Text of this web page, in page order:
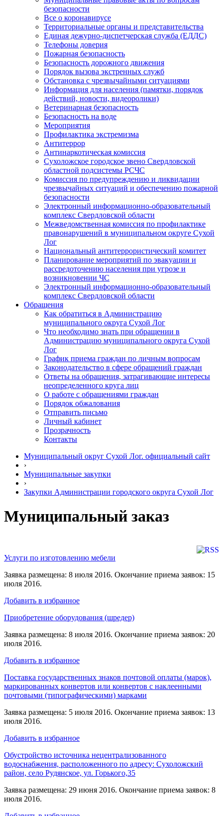
безопасности
Все о коронавирусе
Территориальные органы и представительства
Единая дежурно-диспетчерская служба (ЕДДС)
Телефоны доверия
Пожарная безопасность
Безопасность дорожного движения
Порядок вызова экстренных служб
Обстановка с чрезвычайными ситуациями
Информация для населения (памятки, порядок
действий, новости, видеоролики)
Ветеринарная безопасность
Безопасность на воде
Мероприятия
Профилактика экстремизма
Антитеррор
Антинаркотическая комиссия
Сухоложское городское звено Свердловской
областной подсистемы РСЧС
Комиссия по предупреждению и ликвидации
чрезвычайных ситуаций и обеспечению пожарной
безопасности
Электронный информационно-образовательный
комплекс Cвердловской области
Межведомственная комиссия по профилактике
правонарушений в муниципальном округе Сухой
Лог
Национальный антитеррористический комитет
Планирование мероприятий по эвакуации и
рассредоточению населения при угрозе и
возникновении ЧС
Электронный информационно-образовательный
комплекс Свердловской области
Обращения
Как обратиться в Администрацию
муниципального округа Сухой Лог
Что необходимо знать при обращении в
Администрацию муниципального округа Сухой
Лог
График приема граждан по личным вопросам
Законодательство в сфере обращений граждан
Ответы на обращения, затрагивающие интересы
неопределенного круга лиц
О работе с обращениями граждан
Порядок обжалования
Отправить письмо
Личный кабинет
Прозрачность
Контакты
Муниципальный округ Сухой Лог. официальный сайт
›
Муниципальные закупки
›
Закупки Администрации городского округа Сухой Лог
Муниципальный заказ
Услуги по изготовлению мебели
Заявка размещена: 8 июля 2016. Окончание приема заявок: 15
июля 2016.
Добавить в избранное
Приобретение оборудования (шредер)
Заявка размещена: 8 июля 2016. Окончание приема заявок: 20
июля 2016.
Добавить в избранное
Поставка государственных знаков почтовой оплаты (марок),
маркированных конвертов или конвертов с наклеенными
почтовыми (типографическими) марками
Заявка размещена: 5 июля 2016. Окончание приема заявок: 13
июля 2016.
Добавить в избранное
Обустройство источника нецентрализованного
водоснабжения, расположенного по адресу: Сухоложский
район, село Рудянское, ул. Горького,35
Заявка размещена: 29 июня 2016. Окончание приема заявок: 8
июля 2016.